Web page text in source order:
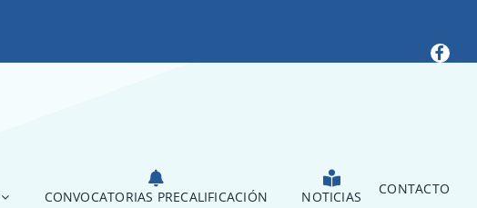
CONVOCATORIAS PRECALIFICACIÓN NOTICIAS CONTACTO